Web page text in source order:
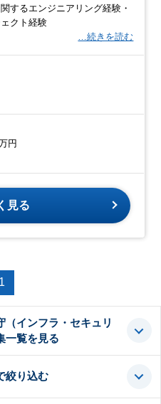
するエンジニアリング経験・
クト経験
…続きを読む
円
見る
1
（インフラ・セキュリ
一覧を見る
絞り込む